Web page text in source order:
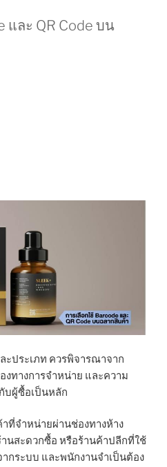
และ QR Code บน
ะประเภท ควรพิจารณาจาก
ทางการจำหน่าย และความ
บผู้ซื้อเป็นหลัก
ที่จำหน่ายผ่านช่องทางห้าง
านสะดวกซื้อ หรือร้านค้าปลีกที่ใช้
ากระบบ และพนักงานจำเป็นต้อง